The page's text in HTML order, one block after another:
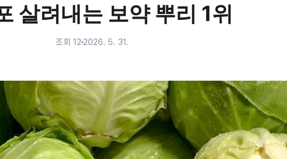
살려내는 보약 뿌리 1위
조회 12 2026. 5. 31.